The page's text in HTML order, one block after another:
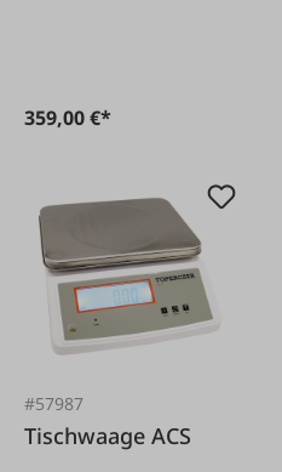
359,00 €*
#57987
Tischwaage ACS